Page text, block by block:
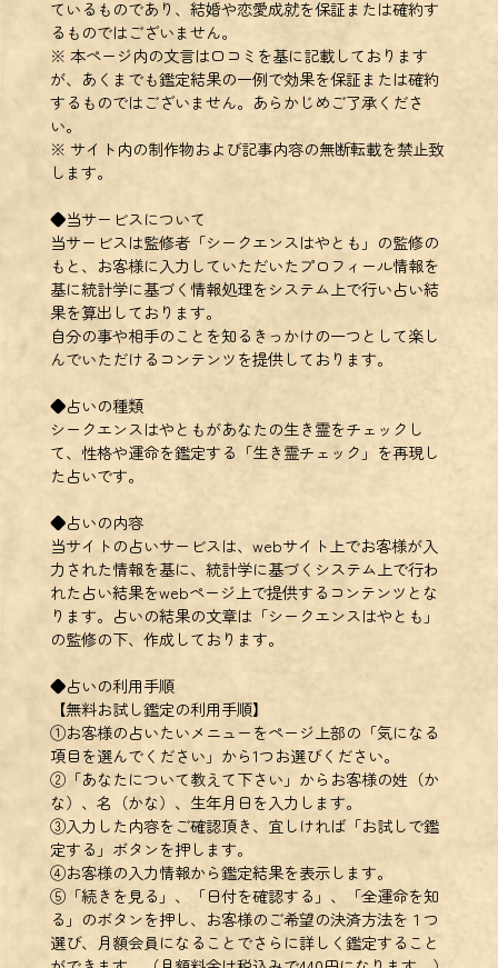
ているものであり、結婚や恋愛成就を保証または確約す
るものではございません。
※ 本ページ内の文言は口コミを基に記載しております
が、あくまでも鑑定結果の一例で効果を保証または確約
するものではございません。あらかじめご了承くださ
い。
※ サイト内の制作物および記事内容の無断転載を禁止致
します。
◆当サービスについて
当サービスは監修者「シークエンスはやとも」の監修の
もと、お客様に入力していただいたプロフィール情報を
基に統計学に基づく情報処理をシステム上で行い占い結
果を算出しております。
自分の事や相手のことを知るきっかけの一つとして楽し
んでいただけるコンテンツを提供しております。
◆占いの種類
シークエンスはやともがあなたの生き霊をチェックし
て、性格や運命を鑑定する「生き霊チェック」を再現し
た占いです。
◆占いの内容
当サイトの占いサービスは、webサイト上でお客様が入
力された情報を基に、統計学に基づくシステム上で行わ
れた占い結果をwebページ上で提供するコンテンツとな
ります。占いの結果の文章は「シークエンスはやとも」
の監修の下、作成しております。
◆占いの利用手順
【無料お試し鑑定の利用手順】
①お客様の占いたいメニューをページ上部の「気になる
項目を選んでください」から1つお選びください。
②「あなたについて教えて下さい」からお客様の姓（か
な）、名（かな）、生年月日を入力します。
③入力した内容をご確認頂き、宜しければ「お試しで鑑
定する」ボタンを押します。
④お客様の入力情報から鑑定結果を表示します。
⑤「続きを見る」、「日付を確認する」、「全運命を知
る」のボタンを押し、お客様のご希望の決済方法を１つ
選び、月額会員になることでさらに詳しく鑑定すること